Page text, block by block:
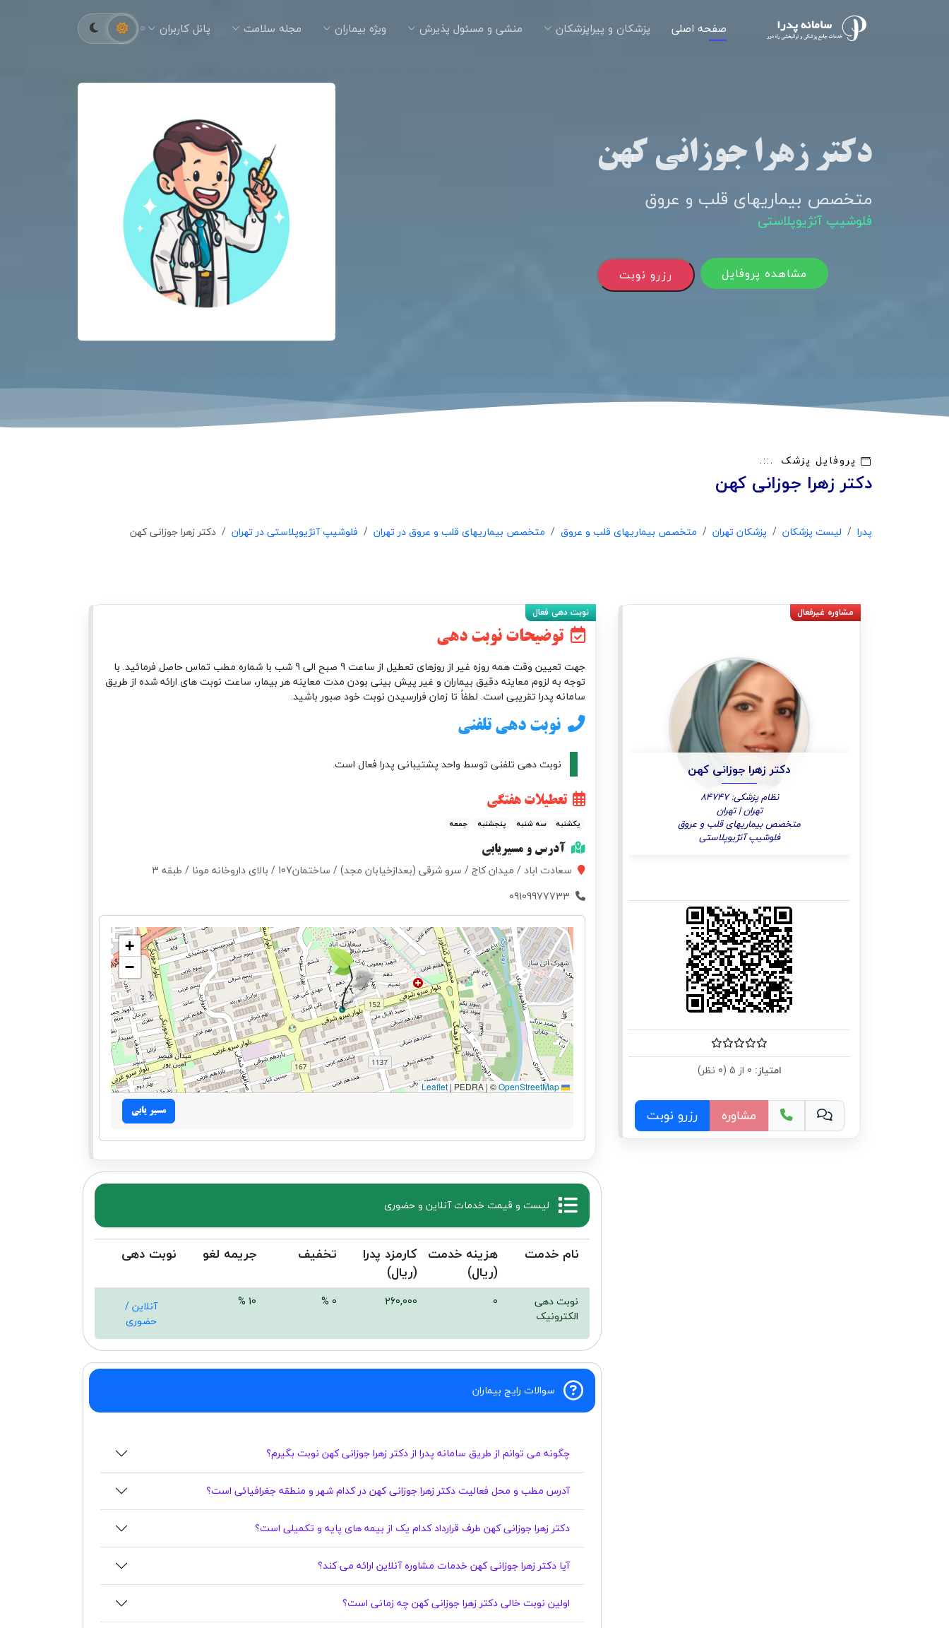
صفحه اصلی پزشکان و پیراپزشکان منشی و مسئول پذیرش ویژه بیماران مجله سلامت پانل کاربران
دکتر زهرا جوزانی کهن
متخصص بیماریهای قلب و عروق
فلوشیپ آنژیوپلاستی
رزرو نوبت مشاهده پروفایل
پروفایل پزشک
دکتر زهرا جوزانی کهن
پدرا لیست پزشکان پزشکان تهران متخصص بیماریهای قلب و عروق متخصص بیماریهای قلب و عروق در تهران فلوشیپ آنژیوپلاستی در تهران دکتر زهرا جوزانی کهن
دکتر زهرا جوزانی کهن
نظام پزشکی: 84747
تهران | تهران
متخصص بیماریهای قلب و عروق
فلوشیپ آنژیوپلاستی
امتیاز:
مشاوره رزرو نوبت
توضیحات نوبت دهی
جهت تعیین وقت همه روزه غیر از روزهای تعطیل از ساعت 9 صبح الی 9 شب با شماره مطب تماس حاصل فرمائید. با
توجه به لزوم معاینه دقیق بیماران و غیر پیش بینی بودن مدت معاینه هر بیمار، ساعت نوبت های ارائه شده از طریق
سامانه پدرا تقریبی است. لطفاً تا زمان فرارسیدن نوبت خود صبور باشید.
نوبت دهی تلفنی
نوبت دهی تلفنی توسط واحد پشتیبانی پدرا فعال است.
تعطیلات هفتگی
یکشنبه سه شنبه پنجشنبه جمعه
آدرس و مسیریابی
سعادت اباد / میدان کاج / سرو شرقی (بعدازخیابان مجد) / ساختمان107 / بالای داروخانه مونا / طبقه 3
+
−
| PEDRA | ©OpenStreetMap
مسیر یابی
لیست و قیمت خدمات آنلاین و حضوری
نام خدمت
هزینه خدمت
(ریال)
کارمزد پدرا
(ریال)
تخفیف جریمه لغو نوبت دهی
نوبت دهی
الکترونیک
0
260,000
0 %
10 %
آنلاین /
حضوری
سوالات رایج بیماران
چگونه می توانم از طریق سامانه پدرا از دکتر زهرا جوزانی کهن نوبت بگیرم؟
آدرس مطب و محل فعالیت دکتر زهرا جوزانی کهن در کدام شهر و منطقه جغرافیائی است؟
دکتر زهرا جوزانی کهن طرف قرارداد کدام یک از بیمه های پایه و تکمیلی است؟
آیا دکتر زهرا جوزانی کهن خدمات مشاوره آنلاین ارائه می کند؟
اولین نوبت خالی دکتر زهرا جوزانی کهن چه زمانی است؟